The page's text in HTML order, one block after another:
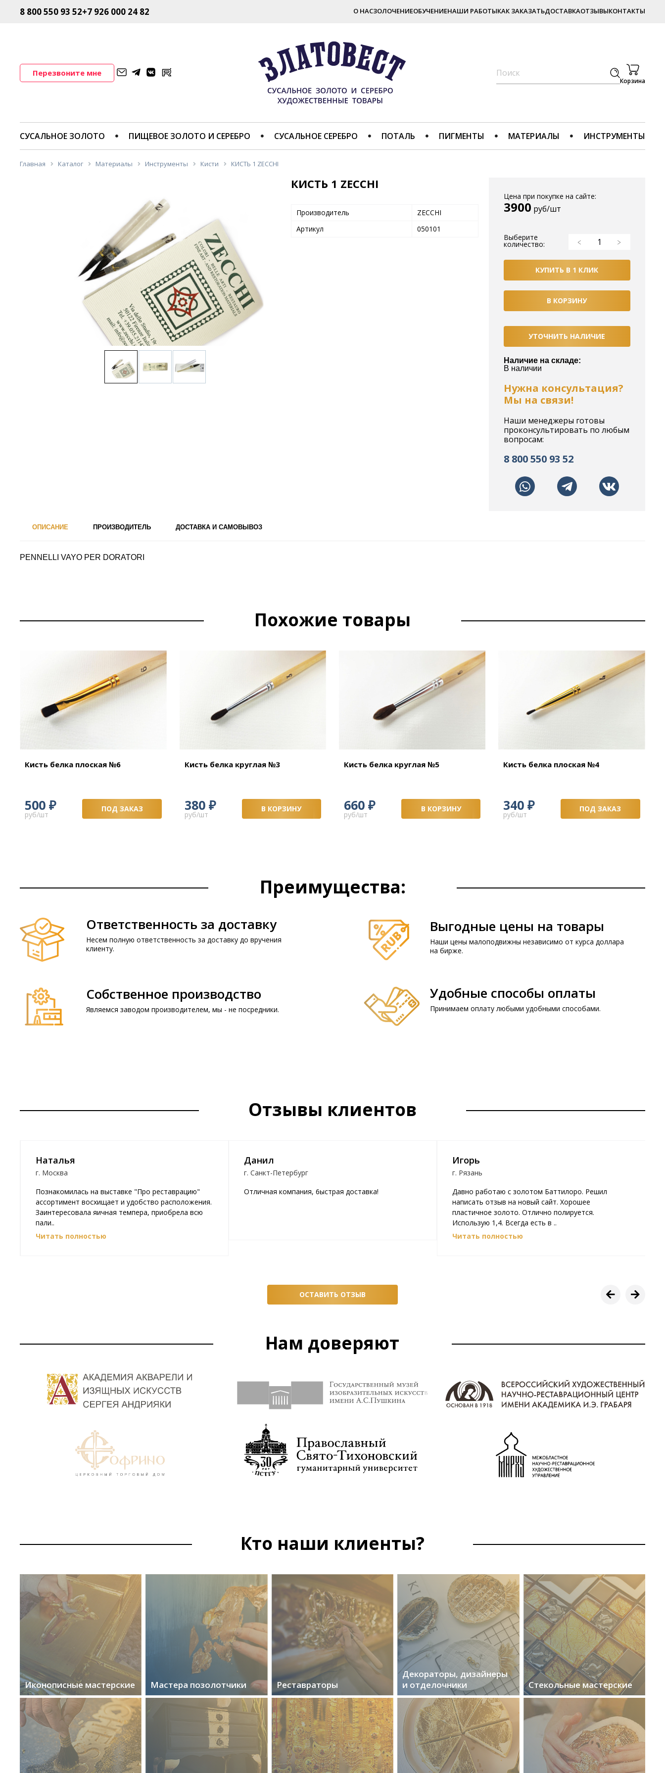
8 800 550 93 52+7 926 000 24 82 О НАСЗОЛОЧЕНИЕОБУЧЕНИЕНАШИ РАБОТЫКАК ЗАКАЗАТЬДОСТАВКАОТЗЫВЫКОНТАКТЫ
Перезвоните мне
Корзина
СУСАЛЬНОЕ ЗОЛОТО ПИЩЕВОЕ ЗОЛОТО И СЕРЕБРО СУСАЛЬНОЕ СЕРЕБРО ПОТАЛЬ ПИГМЕНТЫ МАТЕРИАЛЫ ИНСТРУМЕНТЫ
Главная Каталог Материалы Инструменты Кисти КИСТЬ 1 ZECCHI
КИСТЬ 1 ZECCHI
Производитель
ZECCHI
Артикул
050101
Цена при покупке на сайте:
3900 руб/шт
Выберите
количество:
КУПИТЬ В 1 КЛИК
В КОРЗИНУ
УТОЧНИТЬ НАЛИЧИЕ
Наличие на складе:
В наличии
Нужна консультация?
Мы на связи!
Наши менеджеры готовы
проконсультировать по любым
вопросам:
8 800 550 93 52
ОПИСАНИЕ ПРОИЗВОДИТЕЛЬ ДОСТАВКА И САМОВЫВОЗ
PENNELLI VAYO PER DORATORI
Похожие товары
Кисть белка плоская №6
500₽
руб/шт
ПОД ЗАКАЗ
Кисть белка круглая №3
380 ₽
руб/шт
В КОРЗИНУ
Кисть белка круглая №5
660 ₽
руб/шт
В КОРЗИНУ
Кисть белка плоская №4
340₽
руб/шт
ПОД ЗАКАЗ
Преимущества:
Ответственность за доставку
Несем полную ответственность за доставку до вручения
клиенту.
Выгодные цены на товары
Наши цены малоподвижны независимо от курса доллара
на бирже.
Собственное производство
Являемся заводом производителем, мы - не посредники.
Удобные способы оплаты
Принимаем оплату любыми удобными способами.
Отзывы клиентов
Наталья
г. Москва
Познакомилась на выставке "Про реставрацию"
ассортимент восхищает и удобство расположения.
Заинтересовала яичная темпера, приобрела всю
пали..
Читать полностью
Данил
г. Санкт-Петербург
Отличная компания, 6ыстрая доставка!
Игорь
г. Рязань
Давно работаю с золотом Баттилоро. Решил
написать отзыв на новый сайт. Хорошее
пластичное золото. Отлично полируется.
Использую 1,4. Всегда есть в ..
Читать полностью
ОСТАВИТЬ ОТЗЫВ
Нам доверяют
Кто наши клиенты?
Иконописные мастерские Мастера позолотчики Реставраторы
Декораторы, дизайнеры
и отделочники
Стекольные мастерские